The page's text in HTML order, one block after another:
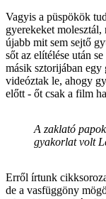
Vagyis a püspökök
gyerekeket molesztál,
újabb mit sem sejtő
sőt az elítélése után
másik sztorijában
videóztak le, ahogy
előtt - őt csak a film
A zaklató
gyakorlat volt
Erről írtunk
de a vasfüggöny